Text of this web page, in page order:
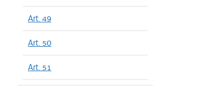
Art. 49
Art. 50
Art. 51